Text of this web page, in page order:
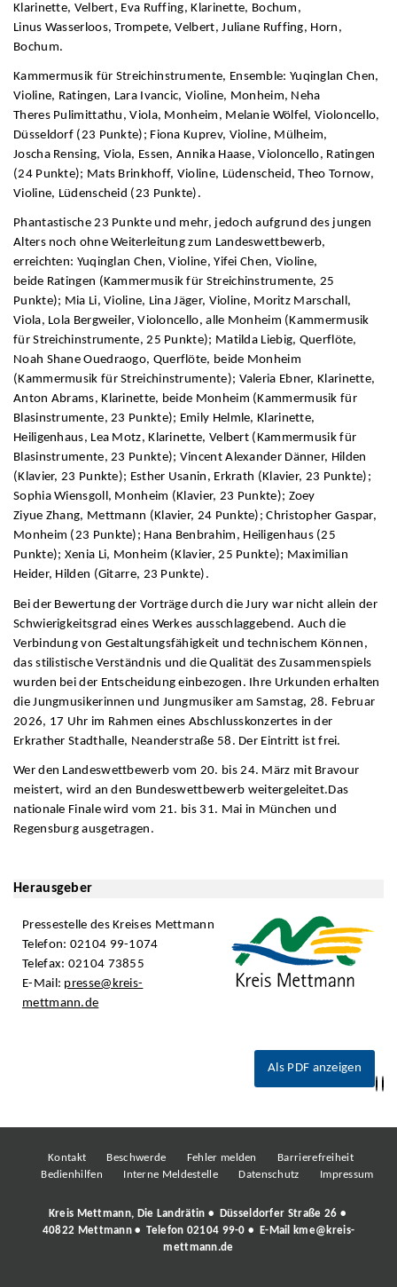
Klarinette, Velbert, Eva Ruffing, Klarinette, Bochum,
Linus Wasserloos, Trompete, Velbert, Juliane Ruffing, Horn,
Bochum.
Kammermusik für Streichinstrumente, Ensemble: Yuqinglan Chen,
Violine, Ratingen, Lara Ivancic, Violine, Monheim, Neha
Theres Pulimittathu, Viola, Monheim, Melanie Wölfel, Violoncello,
Düsseldorf (23 Punkte); Fiona Kuprev, Violine, Mülheim,
Joscha Rensing, Viola, Essen, Annika Haase, Violoncello, Ratingen
(24 Punkte); Mats Brinkhoff, Violine, Lüdenscheid, Theo Tornow,
Violine, Lüdenscheid (23 Punkte).
Phantastische 23 Punkte und mehr, jedoch aufgrund des jungen
Alters noch ohne Weiterleitung zum Landeswettbewerb,
erreichten: Yuqinglan Chen, Violine, Yifei Chen, Violine,
beide Ratingen (Kammermusik für Streichinstrumente, 25
Punkte); Mia Li, Violine, Lina Jäger, Violine, Moritz Marschall,
Viola, Lola Bergweiler, Violoncello, alle Monheim (Kammermusik
für Streichinstrumente, 25 Punkte); Matilda Liebig, Querflöte,
Noah Shane Ouedraogo, Querflöte, beide Monheim
(Kammermusik für Streichinstrumente); Valeria Ebner, Klarinette,
Anton Abrams, Klarinette, beide Monheim (Kammermusik für
Blasinstrumente, 23 Punkte); Emily Helmle, Klarinette,
Heiligenhaus, Lea Motz, Klarinette, Velbert (Kammermusik für
Blasinstrumente, 23 Punkte); Vincent Alexander Dänner, Hilden
(Klavier, 23 Punkte); Esther Usanin, Erkrath (Klavier, 23 Punkte);
Sophia Wiensgoll, Monheim (Klavier, 23 Punkte); Zoey
Ziyue Zhang, Mettmann (Klavier, 24 Punkte); Christopher Gaspar,
Monheim (23 Punkte); Hana Benbrahim, Heiligenhaus (25
Punkte); Xenia Li, Monheim (Klavier, 25 Punkte); Maximilian
Heider, Hilden (Gitarre, 23 Punkte).
Bei der Bewertung der Vorträge durch die Jury war nicht allein der
Schwierigkeitsgrad eines Werkes ausschlaggebend. Auch die
Verbindung von Gestaltungsfähigkeit und technischem Können,
das stilistische Verständnis und die Qualität des Zusammenspiels
wurden bei der Entscheidung einbezogen. Ihre Urkunden erhalten
die Jungmusikerinnen und Jungmusiker am Samstag, 28. Februar
2026, 17 Uhr im Rahmen eines Abschlusskonzertes in der
Erkrather Stadthalle, Neanderstraße 58. Der Eintritt ist frei.
Wer den Landeswettbewerb vom 20. bis 24. März mit Bravour
meistert, wird an den Bundeswettbewerb weitergeleitet.Das
nationale Finale wird vom 21. bis 31. Mai in München und
Regensburg ausgetragen.
Herausgeber
Pressestelle des Kreises Mettmann
Telefon: 02104 99-1074
Telefax: 02104 73855
E-Mail: presse@kreis-
mettmann.de
Als PDF anzeigen
Kontakt Beschwerde Fehler melden
Barrierefreiheit
Bedienhilfen
Interne Meldestelle Datenschutz Impressum
Kreis Mettmann, Die Landrätin • Düsseldorfer Straße 26 •
40822 Mettmann • Telefon 02104 99-0 • E-Mail
kme@kreis-
mettmann.de